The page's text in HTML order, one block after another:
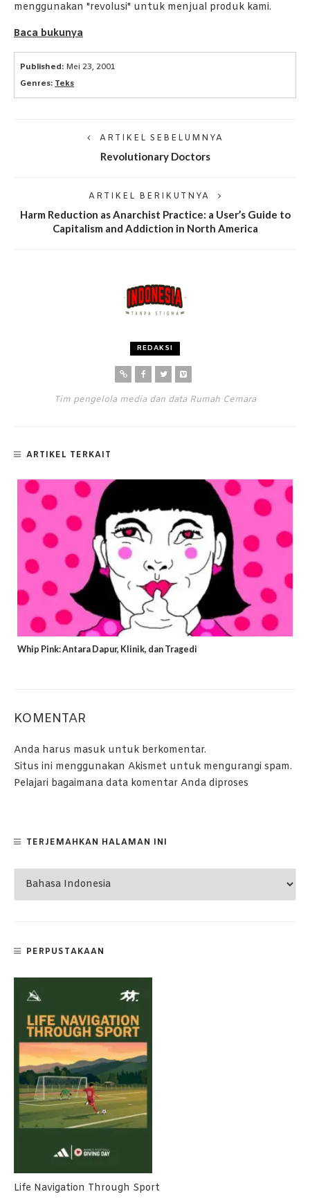
menggunakan "revolusi" untuk menjual produk kami.
Baca bukunya
Published: Mei 23, 2001
Genres: Teks
ARTIKEL SEBELUMNYA
Revolutionary Doctors
ARTIKEL BERIKUTNYA
Harm Reduction as Anarchist Practice: a User’s Guide to
Capitalism and Addiction in North America
REDAKSI
Tim pengelola media dan data Rumah Cemara
ARTIKEL TERKAIT
Whip Pink: Antara Dapur, Klinik, dan Tragedi
KOMENTAR
Anda harus masuk untuk berkomentar.
Situs ini menggunakan Akismet untuk mengurangi spam.
Pelajari bagaimana data komentar Anda diproses
TERJEMAHKAN HALAMAN INI
PERPUSTAKAAN
Life Navigation Through Sport